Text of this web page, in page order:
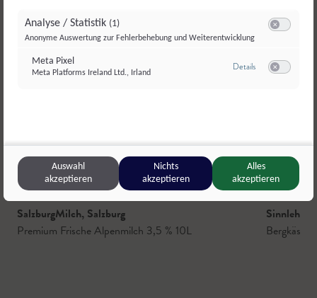
© SalzburgMilch
SalzburgMilch, Salzburg
Premium Frische Alpenmilch 3,5 % 10L
Sinnlehen
Bergkäse
Analyse / Statistik (1)
Anonyme Auswertung zur Fehlerbehebung und Weiterentwicklung
Meta Pixel
Meta Platforms Ireland Ltd., Irland
Detailszu Meta Pixel
Auswahl
akzeptieren
Nichts
akzeptieren
Alles
akzeptieren